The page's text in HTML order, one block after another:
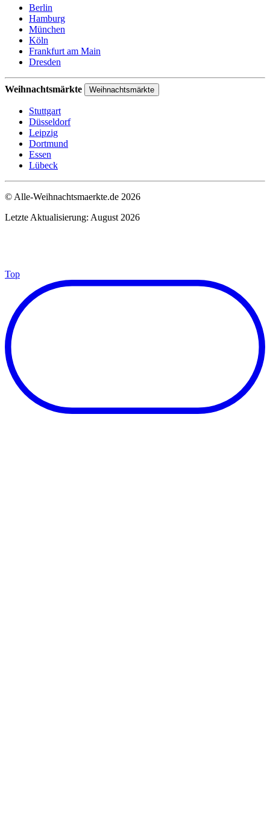
Berlin
Hamburg
München
Köln
Frankfurt am Main
Dresden
Weihnachtsmärkte Weihnachtsmärkte
Stuttgart
Düsseldorf
Leipzig
Dortmund
Essen
Lübeck
© Alle-Weihnachtsmaerkte.de 2026
Letzte Aktualisierung: August 2026
Top